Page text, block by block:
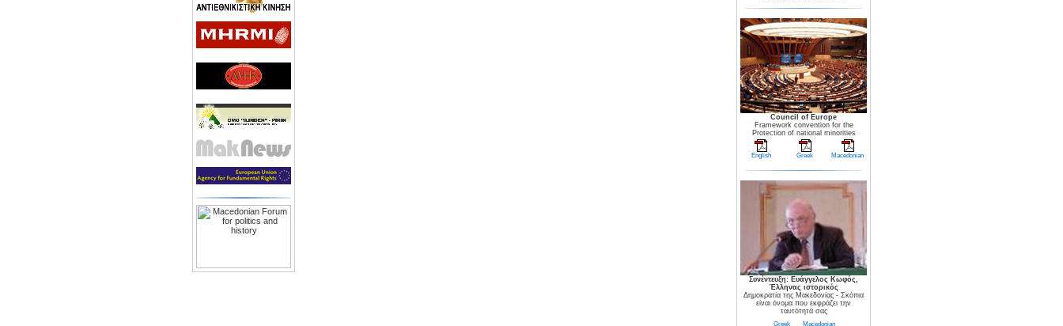
Council of Europe
Framework convention for the
Protection of national minorities
English Greek Macedonian
Συνέντευξη: Ευάγγελος Κωφός,
Έλληνας ιστορικός
Δημοκρατία της Μακεδονίας - Σκόπια
είναι όνομα που εκφράζει την
ταυτότητά σας
Greek Macedonian